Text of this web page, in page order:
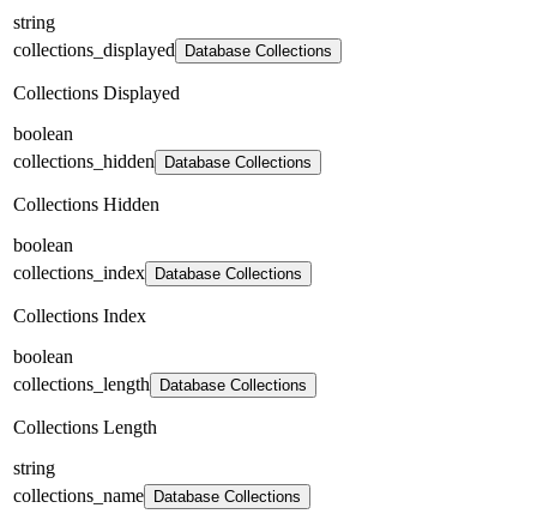
string
collections_displayed
Database Collections
Collections Displayed
boolean
collections_hidden
Database Collections
Collections Hidden
boolean
collections_index
Database Collections
Collections Index
boolean
collections_length
Database Collections
Collections Length
string
collections_name
Database Collections